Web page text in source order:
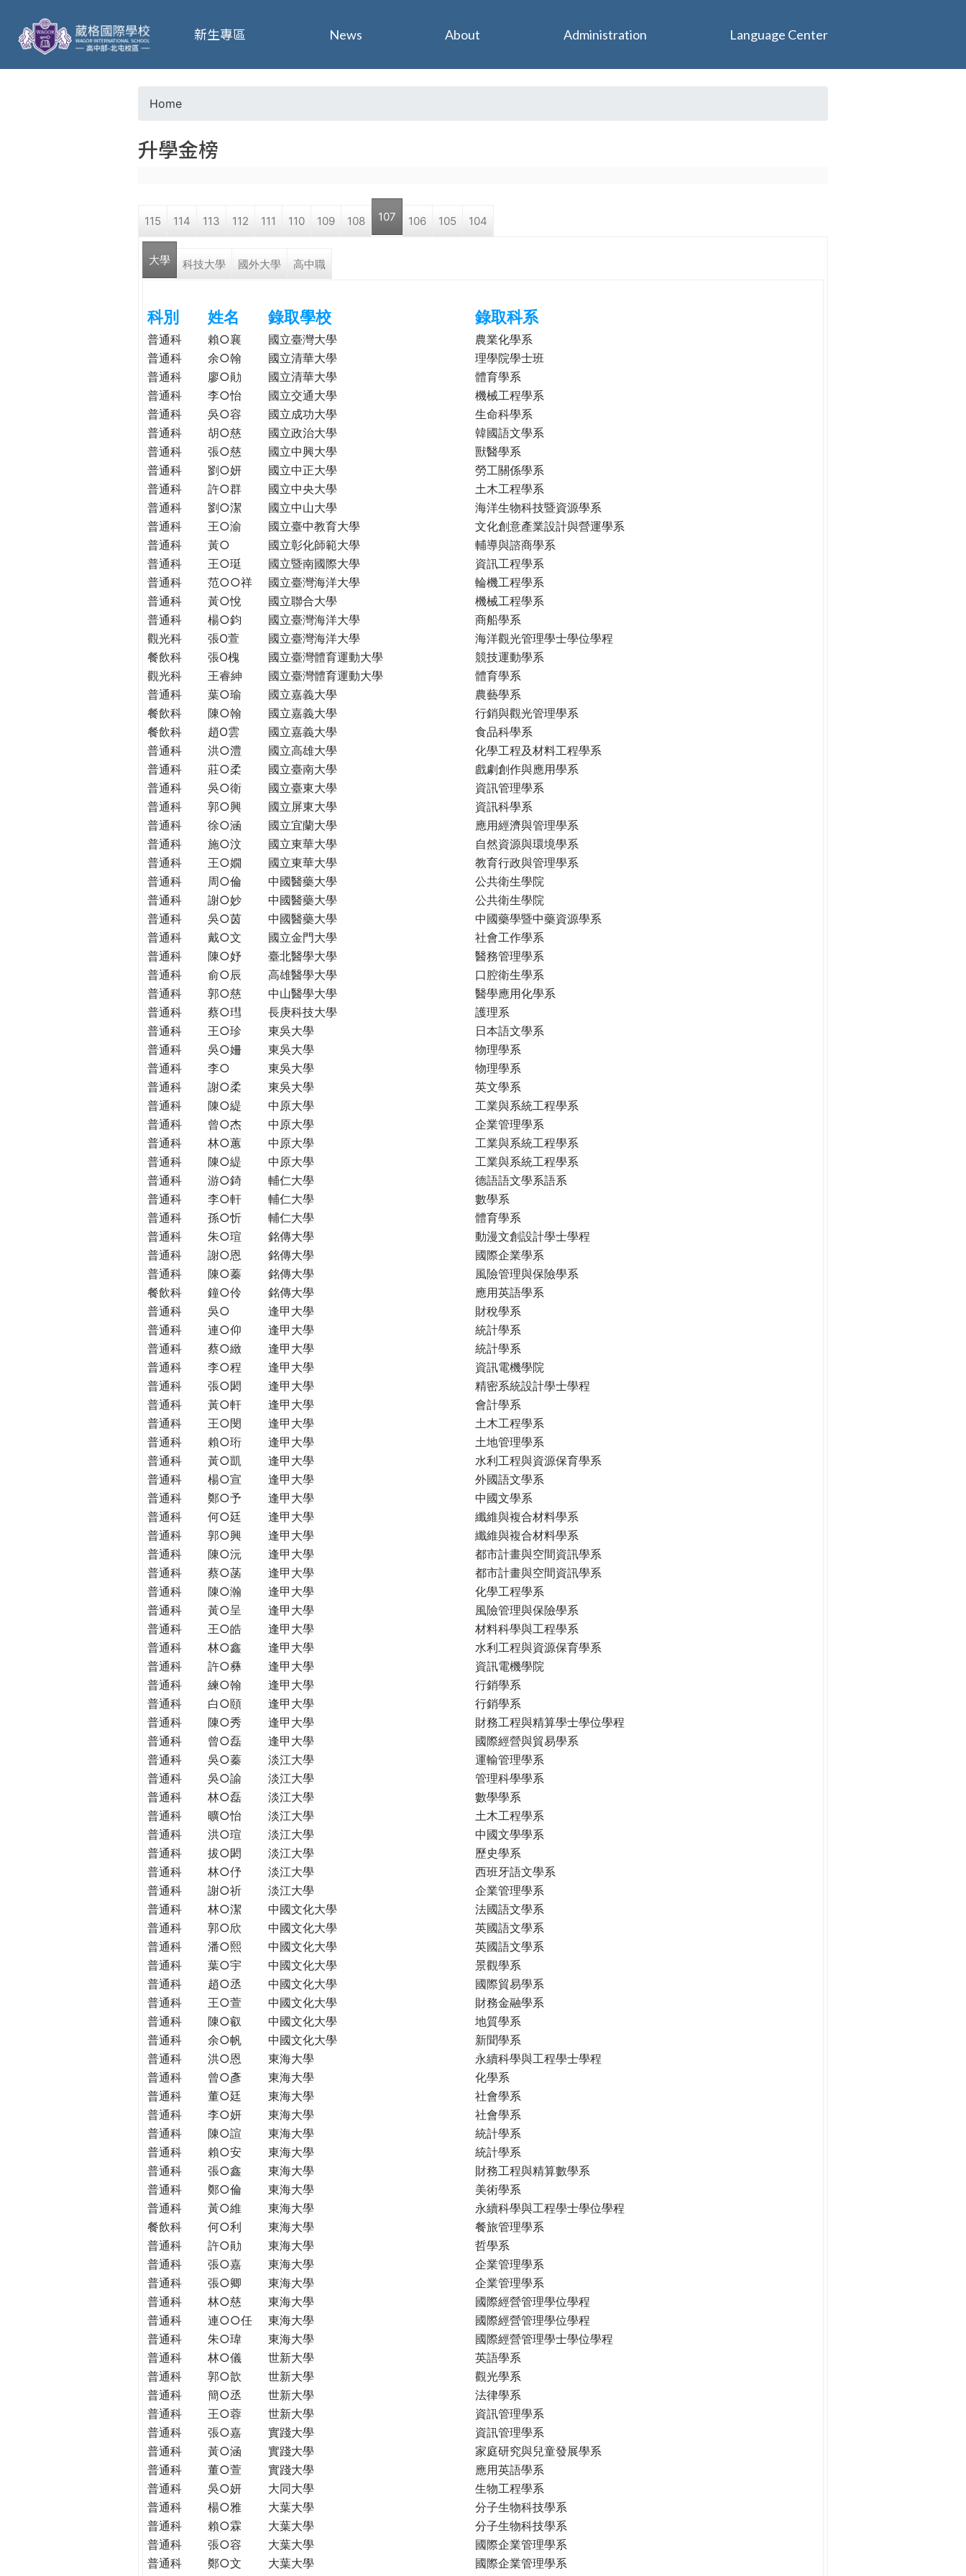
葳
格
o
a
r
h
e
r
e
Home
升學金榜
115 114 113 112 111 110 109 108 107 106 105 104
大學 科技大學 國外大學 高中職
科別 姓名 錄取學校 錄取科系
普通科 賴○襄 國立臺灣大學
農業化學系
普通科
余○翰 國立清華大學
理學院學士班
普通科
廖○勛 國立清華大學
體育學系
普通科
李○怡 國立交通大學
機械工程學系
普通科
吳○容 國立成功大學
生命科學系
普通科
胡○慈 國立政治大學
韓國語文學系
普通科
張○慈 國立中興大學
獸醫學系
普通科
劉○妍 國立中正大學
勞工關係學系
普通科
許○群 國立中央大學
土木工程學系
普通科
劉○潔 國立中山大學
海洋生物科技暨資源學系
普通科
王○渝 國立臺中教育大學
文化創意產業設計與營運學系
普通科
黃○ 國立彰化師範大學
輔導與諮商學系
普通科
王○珽 國立暨南國際大學
資訊工程學系
普通科
范○○祥 國立臺灣海洋大學
輪機工程學系
普通科
黃○悅 國立聯合大學
機械工程學系
普通科
楊○鈞 國立臺灣海洋大學
商船學系
觀光科
張O萱 國立臺灣海洋大學
海洋觀光管理學士學位學程
餐飲科
張O槐 國立臺灣體育運動大學
競技運動學系
觀光科
王睿紳 國立臺灣體育運動大學
體育學系
普通科
葉○瑜 國立嘉義大學
農藝學系
餐飲科
陳○翰 國立嘉義大學
行銷與觀光管理學系
餐飲科
趙O雲 國立嘉義大學
食品科學系
普通科
洪○澧 國立高雄大學
化學工程及材料工程學系
普通科
莊○柔 國立臺南大學
戲劇創作與應用學系
普通科
吳○衛 國立臺東大學
資訊管理學系
普通科
郭○興 國立屏東大學
資訊科學系
普通科
徐○涵 國立宜蘭大學
應用經濟與管理學系
普通科
施○汶 國立東華大學
自然資源與環境學系
普通科
王○嫺 國立東華大學
教育行政與管理學系
普通科
周○倫 中國醫藥大學
公共衛生學院
普通科
謝○妙 中國醫藥大學
公共衛生學院
普通科
吳○茵 中國醫藥大學
中國藥學暨中藥資源學系
普通科
戴○文 國立金門大學
社會工作學系
普通科
陳○妤 臺北醫學大學
醫務管理學系
普通科
俞○辰 高雄醫學大學
口腔衛生學系
普通科
郭○慈 中山醫學大學
醫學應用化學系
普通科
蔡○㻰 長庚科技大學
護理系
普通科
王○珍 東吳大學
日本語文學系
普通科
吳○姍 東吳大學
物理學系
普通科
李○ 東吳大學
物理學系
普通科
謝○柔 東吳大學
英文學系
普通科
陳○緹 中原大學
工業與系統工程學系
普通科
曾○杰 中原大學
企業管理學系
普通科
林○蕙 中原大學
工業與系統工程學系
普通科
陳○緹 中原大學
工業與系統工程學系
普通科
游○錡 輔仁大學
德語語文學系語系
普通科
李○軒 輔仁大學
數學系
普通科
孫○忻 輔仁大學
體育學系
普通科
朱○瑄 銘傳大學
動漫文創設計學士學程
普通科
謝○恩 銘傳大學
國際企業學系
普通科
陳○蓁 銘傳大學
風險管理與保險學系
餐飲科
鐘○伶 銘傳大學
應用英語學系
普通科
吳○ 逢甲大學
財稅學系
普通科
連○仰 逢甲大學
統計學系
普通科
蔡○緻 逢甲大學
統計學系
普通科
李○程 逢甲大學
資訊電機學院
普通科
張○閎 逢甲大學
精密系統設計學士學程
普通科
黃○軒 逢甲大學
會計學系
普通科
王○閔 逢甲大學
土木工程學系
普通科
賴○珩 逢甲大學
土地管理學系
普通科
黃○凱 逢甲大學
水利工程與資源保育學系
普通科
楊○宣 逢甲大學
外國語文學系
普通科
鄭○予 逢甲大學
中國文學系
普通科
何○廷 逢甲大學
纖維與複合材料學系
普通科
郭○興 逢甲大學
纖維與複合材料學系
普通科
陳○沅 逢甲大學
都市計畫與空間資訊學系
普通科
蔡○菡 逢甲大學
都市計畫與空間資訊學系
普通科
陳○瀚 逢甲大學
化學工程學系
普通科
黃○呈 逢甲大學
風險管理與保險學系
普通科
王○皓 逢甲大學
材料科學與工程學系
普通科
林○鑫 逢甲大學
水利工程與資源保育學系
普通科
許○彝 逢甲大學
資訊電機學院
普通科
練○翰 逢甲大學
行銷學系
普通科
白○頤 逢甲大學
行銷學系
普通科
陳○秀 逢甲大學
財務工程與精算學士學位學程
普通科
曾○磊 逢甲大學
國際經營與貿易學系
普通科
吳○蓁 淡江大學
運輸管理學系
普通科
吳○諭 淡江大學
管理科學學系
普通科
林○磊 淡江大學
數學學系
普通科
曠○怡 淡江大學
土木工程學系
普通科
洪○瑄 淡江大學
中國文學學系
普通科
拔○閎 淡江大學
歷史學系
普通科
林○伃 淡江大學
西班牙語文學系
普通科
謝○祈 淡江大學
企業管理學系
普通科
林○潔 中國文化大學
法國語文學系
普通科
郭○欣 中國文化大學
英國語文學系
普通科
潘○熙 中國文化大學
英國語文學系
普通科
葉○宇 中國文化大學
景觀學系
普通科
趙○丞 中國文化大學
國際貿易學系
普通科
王○萱 中國文化大學
財務金融學系
普通科
陳○叡 中國文化大學
地質學系
普通科
余○帆 中國文化大學
新聞學系
普通科
洪○恩 東海大學
永續科學與工程學士學程
普通科
曾○彥 東海大學
化學系
普通科
董○廷 東海大學
社會學系
普通科
李○妍 東海大學
社會學系
普通科
陳○諠 東海大學
統計學系
普通科
賴○安 東海大學
統計學系
普通科
張○鑫 東海大學
財務工程與精算數學系
普通科
鄭○倫 東海大學
美術學系
普通科
黃○維 東海大學
永續科學與工程學士學位學程
餐飲科
何○利 東海大學
餐旅管理學系
普通科
許○勛 東海大學
哲學系
普通科
張○嘉 東海大學
企業管理學系
普通科
張○卿 東海大學
企業管理學系
普通科
林○慈 東海大學
國際經營管理學位學程
普通科
連○○任 東海大學
國際經營管理學位學程
普通科
朱○瑋 東海大學
國際經營管理學士學位學程
普通科
林○儀 世新大學
英語學系
普通科
郭○歆 世新大學
觀光學系
普通科
簡○丞 世新大學
法律學系
普通科
王○蓉 世新大學
資訊管理學系
普通科
張○嘉 實踐大學
資訊管理學系
普通科
黃○涵 實踐大學
家庭研究與兒童發展學系
普通科
董○萱 實踐大學
應用英語學系
普通科
吳○妍 大同大學
生物工程學系
普通科
楊○雅 大葉大學
分子生物科技學系
普通科
賴○霖 大葉大學
分子生物科技學系
普通科
張○容 大葉大學
國際企業管理學系
普通科
鄭○文 大葉大學
國際企業管理學系
新生專區 News About Administration Language Center